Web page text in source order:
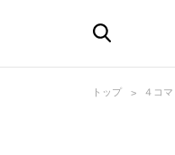
トップ ４コ